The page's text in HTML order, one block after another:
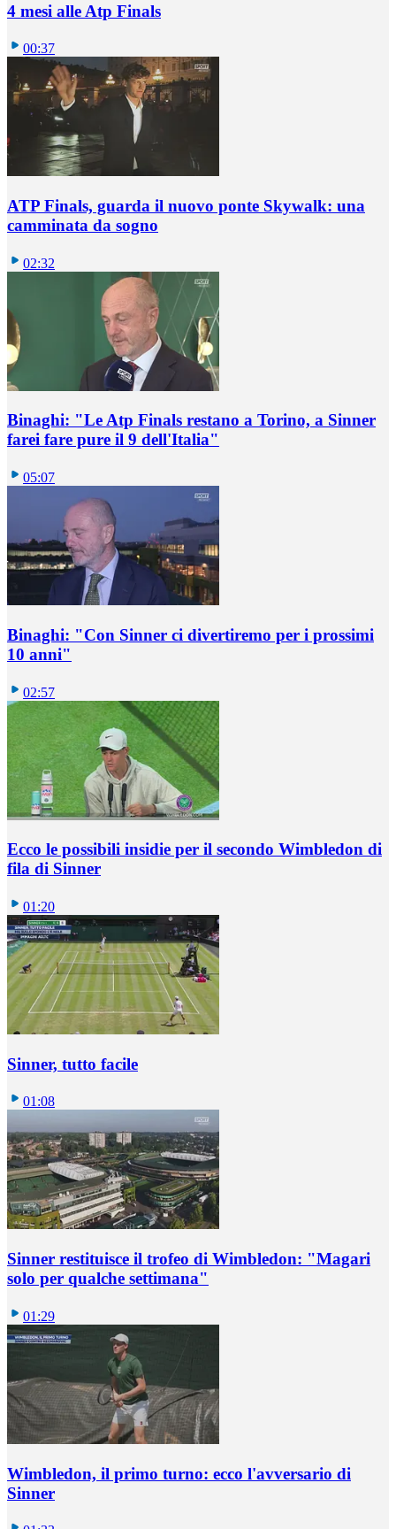
4 mesi alle Atp Finals
00:37
ATP Finals, guarda il nuovo ponte Skywalk: una
camminata da sogno
02:32
Binaghi: "Le Atp Finals restano a Torino, a Sinner
farei fare pure il 9 dell'Italia"
05:07
Binaghi: "Con Sinner ci divertiremo per i prossimi
10 anni"
02:57
Ecco le possibili insidie per il secondo Wimbledon di
fila di Sinner
01:20
Sinner, tutto facile
01:08
Sinner restituisce il trofeo di Wimbledon: "Magari
solo per qualche settimana"
01:29
Wimbledon, il primo turno: ecco l'avversario di
Sinner